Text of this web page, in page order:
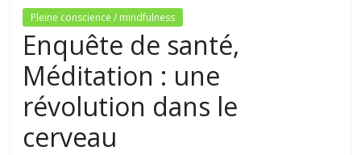
Pleine conscience / mindfulness
Enquête de santé,
Méditation : une
révolution dans le
cerveau